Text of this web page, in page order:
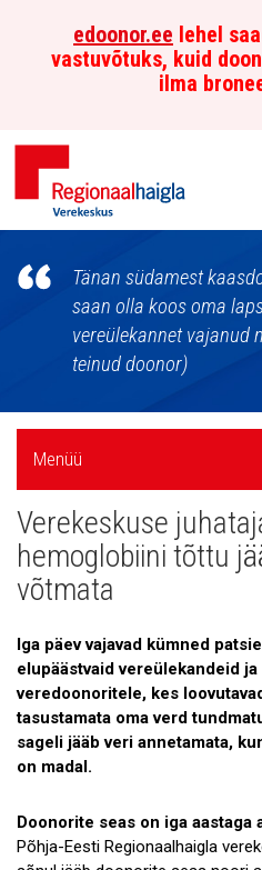
edoonor.ee lehel
vastuvõtuks, kuid
ilma
Põhja-
Eesti
Verekeskus
Tänan südamest
saan olla koos oma
vereülekannet vajanud
teinud doonor)
Külgpaani
navigatsioon
Menüü
Uudised
Galerii
Tule tööle!
Tule ekskursioonile!
Andmekaitse
Verekeskuse
hemoglobiini tõttu
võtmata
Iga päev vajavad kümned
elupäästvaid vereülekandeid
veredoonoritele, kes
tasustamata oma verd
sageli jääb veri annetamata,
on madal.
Doonorite seas on iga aastaga
Põhja-Eesti Regionaalhaigla